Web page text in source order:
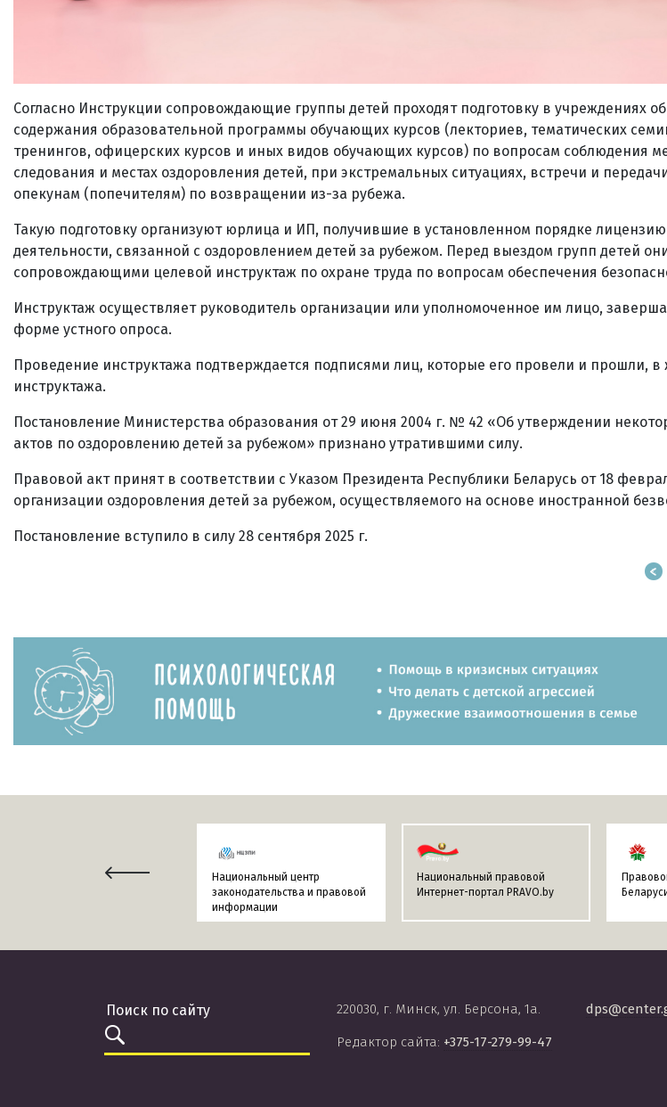
Согласно Инструкции сопровождающие группы детей проходят подготовку в учреждениях
содержания образовательной программы обучающих курсов (лекториев, тематических
тренингов, офицерских курсов и иных видов обучающих курсов) по вопросам соблюдения
следования и местах оздоровления детей, при экстремальных ситуациях, встречи и
опекунам (попечителям) по возвращении из-за рубежа.
Такую подготовку организуют юрлица и ИП, получившие в установленном порядке
деятельности, связанной с оздоровлением детей за рубежом. Перед выездом групп детей
сопровождающими целевой инструктаж по охране труда по вопросам обеспечения
Инструктаж осуществляет руководитель организации или уполномоченное им лицо,
форме устного опроса.
Проведение инструктажа подтверждается подписями лиц, которые его провели и прошли, в
инструктажа.
Постановление Министерства образования от 29 июня 2004 г. № 42 «Об утверждении
актов по оздоровлению детей за рубежом» признано утратившими силу.
Правовой акт принят в соответствии с Указом Президента Республики Беларусь от 18
организации оздоровления детей за рубежом, осуществляемого на основе иностранной
Постановление вступило в силу 28 сентября 2025 г.
Национальный центр
законодательства и правовой
информации
Национальный правовой
Интернет-портал PRAVO.by
220030, г. Минск, ул. Берсона, 1а.
Редактор сайта: +375-17-279-99-47